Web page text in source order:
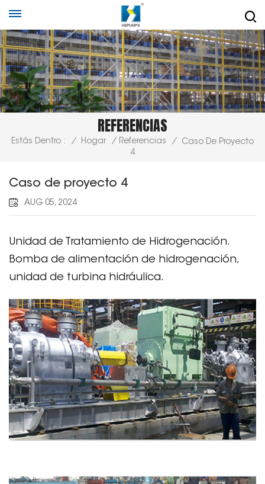
REFERENCIAS
Estás Dentro : / Hogar / Referencias /
Caso De Proyecto
4
Caso de proyecto 4
AUG 05, 2024
Unidad de Tratamiento de Hidrogenación.
Bomba de alimentación de hidrogenación,
unidad de turbina hidráulica.